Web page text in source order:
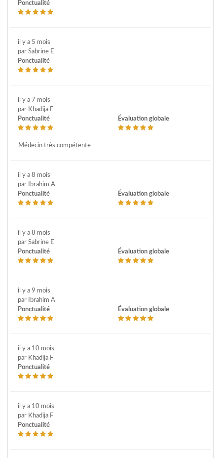
Ponctualité
il y a 5 mois
par Sabrine E
Ponctualité
il y a 7 mois
par Khadija F
Ponctualité
Évaluation globale
Médecin très compétente
il y a 8 mois
par Ibrahim A
Ponctualité
Évaluation globale
il y a 8 mois
par Sabrine E
Ponctualité
Évaluation globale
il y a 9 mois
par Ibrahim A
Ponctualité
Évaluation globale
il y a 10 mois
par Khadija F
Ponctualité
il y a 10 mois
par Khadija F
Ponctualité